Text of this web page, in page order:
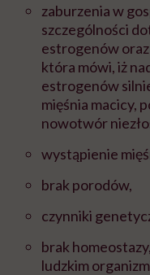
zaburzenia w
szczególności
estrogenów
która mówi, iż
estrogenów
mięśnia macicy,
nowotwór
wystąpienie
brak porodów,
czynniki
brak
ludzkim